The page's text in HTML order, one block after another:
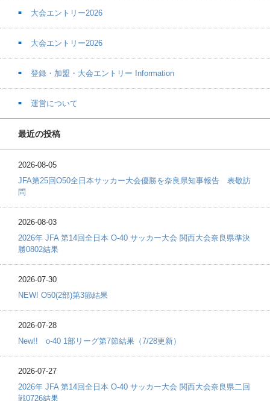
大会エントリー2026
大会エントリー2026
登録・加盟・大会エントリー Information
運営について
最近の投稿
2026-08-05
JFA第25回O50全日本サッカー大会優勝を奈良県知事報告 表敬訪
問
2026-08-03
2026年 JFA 第14回全日本 O-40 サッカー大会 関西大会奈良県準決
勝0802結果
2026-07-30
NEW! O50(2部)第3節結果
2026-07-28
New!! o-40 1部リーグ第7節結果（7/28更新）
2026-07-27
2026年 JFA 第14回全日本 O-40 サッカー大会 関西大会奈良県二回
戦0726結果